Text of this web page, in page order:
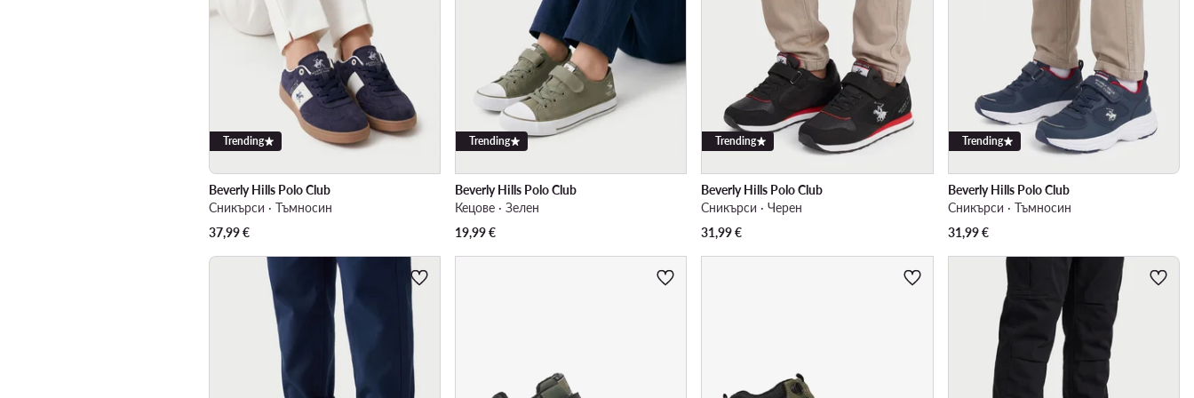
Trending
Beverly Hills Polo Club
Сникърси · Тъмносин
37,99€
Trending
Beverly Hills Polo Club
Кецове · Зелен
19,99€
Trending
Beverly Hills Polo Club
Сникърси · Черен
31,99€
Trending
Beverly Hills Polo Club
Сникърси · Тъмносин
31,99€